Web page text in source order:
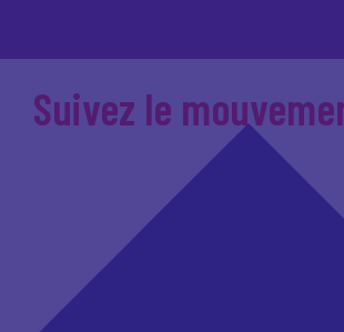
Suivez le